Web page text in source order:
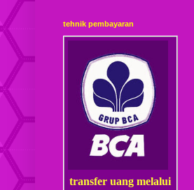
tehnik pembayaran
transfer uang melalui